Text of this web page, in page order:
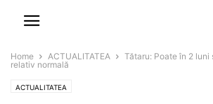
Home ACTUALITATEA
Tătaru: Poate în 2 luni
relativ normală
ACTUALITATEA